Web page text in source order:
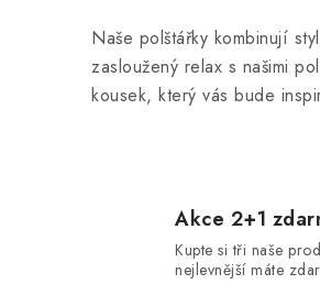
v
l
á
Naše polštářky kombinují
zasloužený relax s našimi
kousek, který vás bude
Akce 2+1
Kupte si tři naše
nejlevnější máte